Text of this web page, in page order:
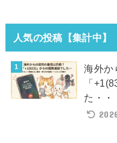
人気の投稿【集計中】
海外か
「
た・・